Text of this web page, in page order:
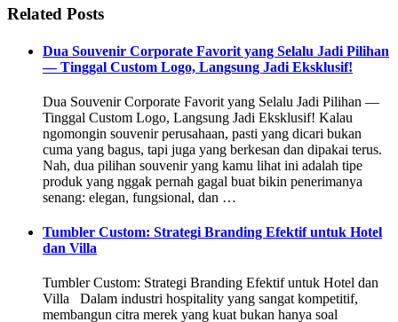
Related Posts
Dua Souvenir Corporate Favorit yang Selalu Jadi Pilihan
— Tinggal Custom Logo, Langsung Jadi Eksklusif!
Dua Souvenir Corporate Favorit yang Selalu Jadi Pilihan —
Tinggal Custom Logo, Langsung Jadi Eksklusif! Kalau
ngomongin souvenir perusahaan, pasti yang dicari bukan
cuma yang bagus, tapi juga yang berkesan dan dipakai terus.
Nah, dua pilihan souvenir yang kamu lihat ini adalah tipe
produk yang nggak pernah gagal buat bikin penerimanya
senang: elegan, fungsional, dan …
Tumbler Custom: Strategi Branding Efektif untuk Hotel
dan Villa
Tumbler Custom: Strategi Branding Efektif untuk Hotel dan
Villa Dalam industri hospitality yang sangat kompetitif,
membangun citra merek yang kuat bukan hanya soal